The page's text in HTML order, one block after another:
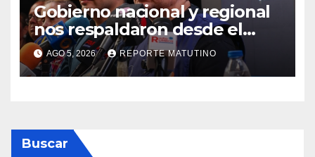
Gobierno nacional y regional
nos respaldaron desde el
primer momento tras
terremotos del 24J
AGO 5, 2026 REPORTE MATUTINO
Buscar